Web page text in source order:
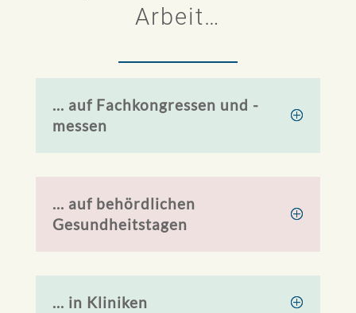
Arbeit…
... auf Fachkongressen und -
messen
... auf behördlichen
Gesundheitstagen
... in Kliniken